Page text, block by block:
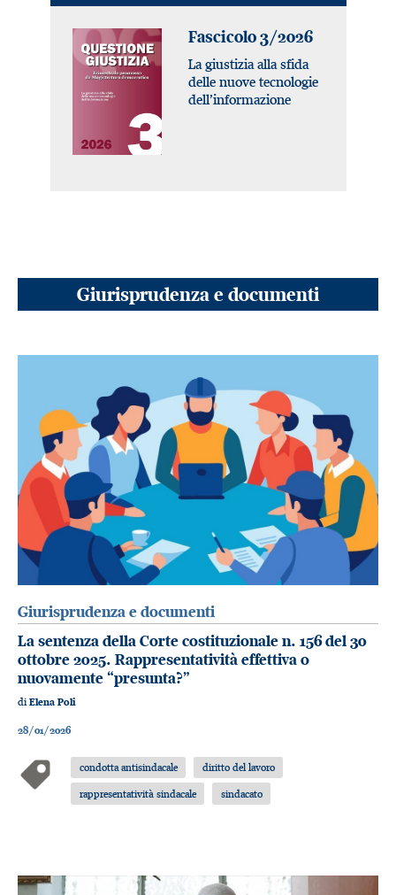
Fascicolo 3/2026
La giustizia alla sfida
delle nuove tecnologie
dell’informazione
Giurisprudenza e documenti
Giurisprudenza e documenti
La sentenza della Corte costituzionale n. 156 del 30
ottobre 2025. Rappresentatività effettiva o
nuovamente “presunta?”
diElena Poli
28/01/2026
condotta antisindacale
diritto del lavoro
rappresentatività sindacale
sindacato